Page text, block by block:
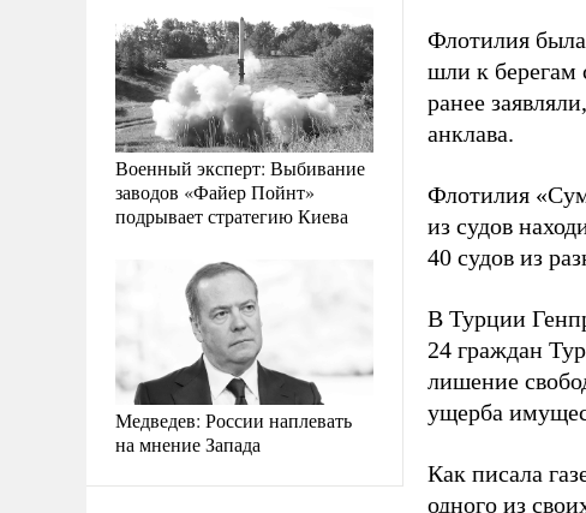
Военный эксперт: Выбивание
заводов «Файер Пойнт»
подрывает стратегию Киева
Медведев: России наплевать
на мнение Запада
Флотилия была
шли к берегам
ранее
анклава.
Флотилия
из судов
40 судов из
В Турции
24 граждан
лишение
ущерба
Как писала
одного из